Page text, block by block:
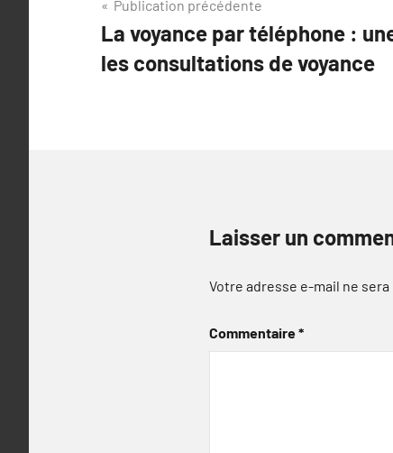
Navigation
de
l’article
Publication précédente
La voyance par téléphone :
les consultations de voyance
Laisser un
Votre adresse e-mail ne sera
Commentaire*